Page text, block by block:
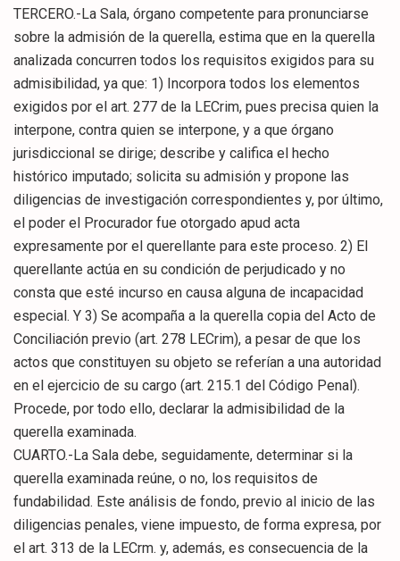
TERCERO.-La Sala, órgano competente para pronunciarse
sobre la admisión de la querella, estima que en la querella
analizada concurren todos los requisitos exigidos para su
admisibilidad, ya que: 1) Incorpora todos los elementos
exigidos por el art. 277 de la LECrim, pues precisa quien la
interpone, contra quien se interpone, y a que órgano
jurisdiccional se dirige; describe y califica el hecho
histórico imputado; solicita su admisión y propone las
diligencias de investigación correspondientes y, por último,
el poder el Procurador fue otorgado apud acta
expresamente por el querellante para este proceso. 2) El
querellante actúa en su condición de perjudicado y no
consta que esté incurso en causa alguna de incapacidad
especial. Y 3) Se acompaña a la querella copia del Acto de
Conciliación previo (art. 278 LECrim), a pesar de que los
actos que constituyen su objeto se referían a una autoridad
en el ejercicio de su cargo (art. 215.1 del Código Penal).
Procede, por todo ello, declarar la admisibilidad de la
querella examinada.
CUARTO.-La Sala debe, seguidamente, determinar si la
querella examinada reúne, o no, los requisitos de
fundabilidad. Este análisis de fondo, previo al inicio de las
diligencias penales, viene impuesto, de forma expresa, por
el art. 313 de la LECrm. y, además, es consecuencia de la